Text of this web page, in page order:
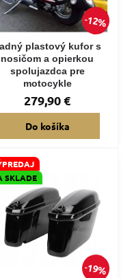
12%
plastový kufor s
nosičom a opierkou
spolujazdca pre
motocykle
279,90 €
Do košíka
19%
SKLADE